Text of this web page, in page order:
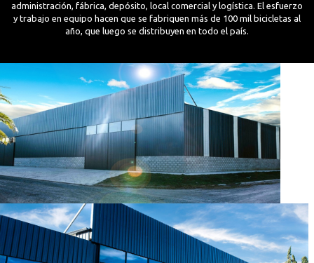
administración, fábrica, depósito, local comercial y logística. El esfuerzo
y trabajo en equipo hacen que se fabriquen más de 100 mil bicicletas al
año, que luego se distribuyen en todo el país.